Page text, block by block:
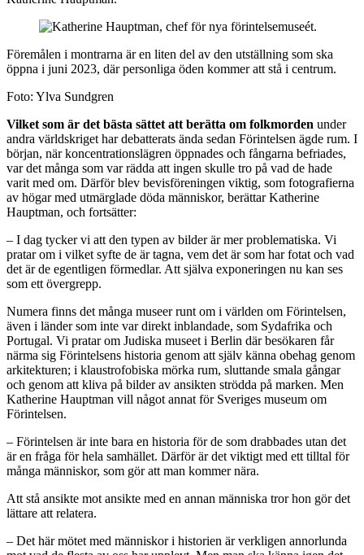
Föremålen i montrarna är en liten del av den utställning som ska
öppna i juni 2023, där personliga öden kommer att stå i centrum.
Foto: Ylva Sundgren
Vilket som är det bästa sättet att berätta om folkmorden under
andra världskriget har debatterats ända sedan Förintelsen ägde rum. I
början, när koncentrationslägren öppnades och fångarna befriades,
var det många som var rädda att ingen skulle tro på vad de hade
varit med om. Därför blev bevisföreningen viktig, som fotografierna
av högar med utmärglade döda människor, berättar Katherine
Hauptman, och fortsätter:
– I dag tycker vi att den typen av bilder är mer problematiska. Vi
pratar om i vilket syfte de är tagna, vem det är som har fotat och vad
det är de egentligen förmedlar. Att själva exponeringen nu kan ses
som ett övergrepp.
Numera finns det många museer runt om i världen om Förintelsen,
även i länder som inte var direkt inblandade, som Sydafrika och
Portugal. Vi pratar om Judiska museet i Berlin där besökaren får
närma sig Förintelsens historia genom att själv känna obehag genom
arkitekturen; i klaustrofobiska mörka rum, sluttande smala gångar
och genom att kliva på bilder av ansikten strödda på marken. Men
Katherine Hauptman vill något annat för Sveriges museum om
Förintelsen.
– Förintelsen är inte bara en historia för de som drabbades utan det
är en fråga för hela samhället. Därför är det viktigt med ett tilltal för
många människor, som gör att man kommer nära.
Att stå ansikte mot ansikte med en annan människa tror hon gör det
lättare att relatera.
– Det här mötet med människor i historien är verkligen annorlunda